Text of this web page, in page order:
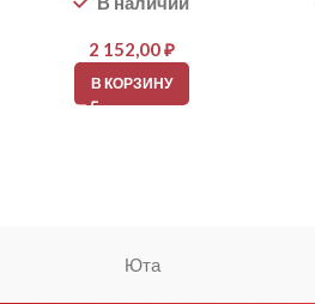
2 152,00₽
В КОРЗИНУ
Юта